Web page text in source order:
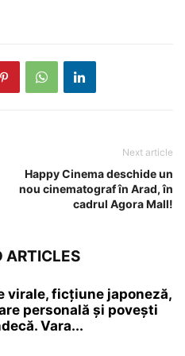
Next article
Happy Cinema deschide un
nou cinematograf în Arad, în
cadrul Agora Mall!
ARTICLES
virale, ficțiune japoneză,
personală și povești
Vara...